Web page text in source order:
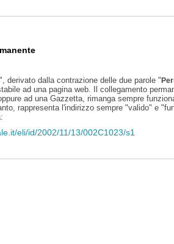
derivato dalla contrazione delle due parole "
ad una pagina web. Il collegamento
ad una Gazzetta, rimanga sempre
rappresenta l'indirizzo sempre "valido" e
eli/id/2002/11/13/002C1023/s1